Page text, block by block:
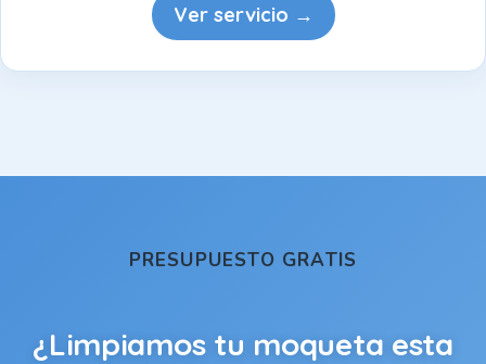
Ver servicio →
PRESUPUESTO GRATIS
¿Limpiamos tu moqueta esta